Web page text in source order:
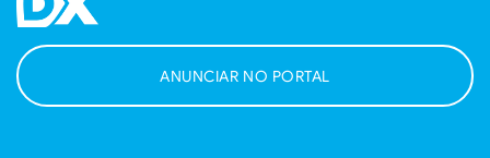
ANUNCIAR NO PORTAL